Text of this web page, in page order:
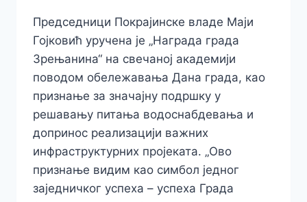
Председници Покрајинске владе Маји
Гојковић уручена је „Награда града
Зрењанина“ на свечаној академији
поводом обележавања Дана града, као
признање за значајну подршку у
решавању питања водоснабдевања и
допринос реализацији важних
инфраструктурних пројеката. „Ово
признање видим као симбол једног
заједничког успеха – успеха Града